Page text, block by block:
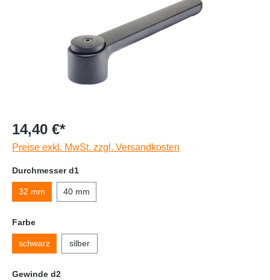
14,40 €*
Preise exkl. MwSt. zzgl. Versandkosten
Durchmesser d1
32 mm 40 mm
Farbe
schwarz silber
Gewinde d2